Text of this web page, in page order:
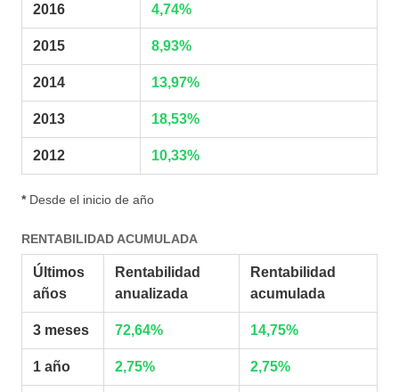
2016 4,74%
2015 8,93%
2014 13,97%
2013 18,53%
2012 10,33%
*Desde el inicio de año
RENTABILIDAD ACUMULADA
Últimos
años
Rentabilidad
anualizada
Rentabilidad
acumulada
3 meses 72,64% 14,75%
1 año 2,75% 2,75%